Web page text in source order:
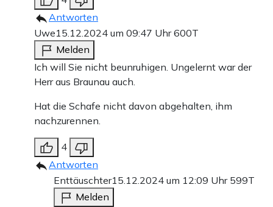
Antworten
Uwe15.12.2024 um 09:47 Uhr600T
Melden
Ich will Sie nicht beunruhigen. Ungelernt war der
Herr aus Braunau auch.
Hat die Schafe nicht davon abgehalten, ihm
nachzurennen.
4
Antworten
Enttäuschter15.12.2024 um 12:09 Uhr 599T
Melden